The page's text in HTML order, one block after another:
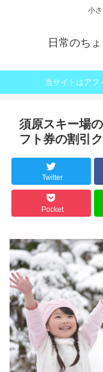
小
日常のち
当サイトはアフ
須原スキー場
フト券の割引
Twitter
Pocket